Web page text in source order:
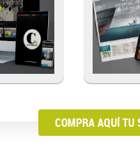
COMPRA AQUÍ TU